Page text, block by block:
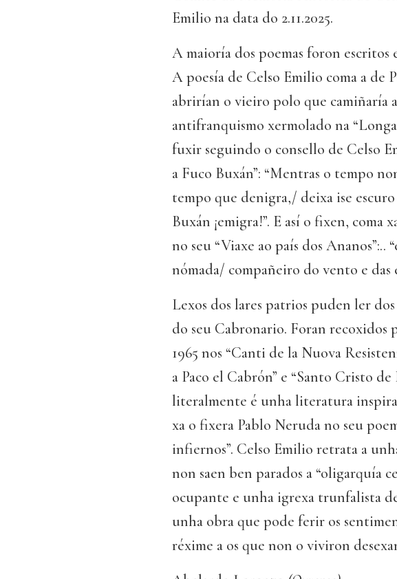
Emilio na data do 2.11.2025.
A maioría dos poemas foron escritos
A poesía de Celso Emilio coma a
abrirían o vieiro polo que camiñaría
antifranquismo xermolado na
fuxir seguindo o consello de Celso
a Fuco Buxán”: “Mentras o tempo
tempo que denigra,/ deixa ise
Buxán ¡emigra!”. E así o fixen, coma
no seu “Viaxe ao país dos
nómada/ compañeiro do vento e das
Lexos dos lares patrios puden ler dos
do seu Cabronario. Foran recoxidos
1965 nos “Canti de la Nuova
a Paco el Cabrón” e “Santo Cristo
literalmente é unha literatura
xa o fixera Pablo Neruda no seu
infiernos”. Celso Emilio retrata a
non saen ben parados a “oligarquía
ocupante e unha igrexa trunfalista
unha obra que pode ferir os
réxime a os que non o viviron